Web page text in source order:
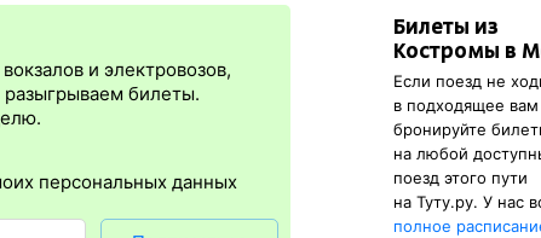
Электронная регистрация — это
в том, что не нужно ехать на вокзал и покупать ж/д билет на
для всех заказов,исключение составляют поездажелезных
паспорта, указанный в электронном ж/д билете. А в случае
посадочного купона.
и электровозов,
билеты.
персональных данных
Билеты из
Костромы в
Если поезд не
в подходящее
бронируйте
на любой
поезд этого пути
на Туту.ру. У нас
полное